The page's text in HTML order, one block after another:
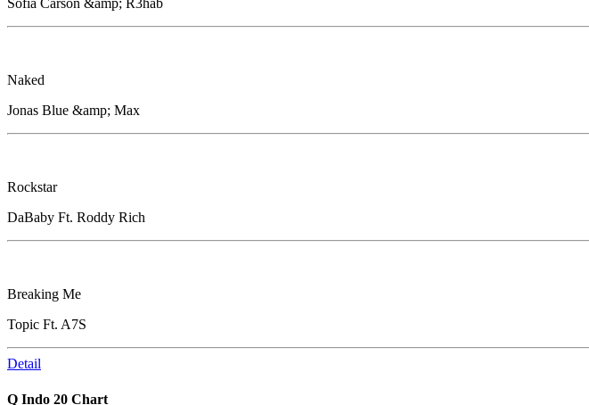
Sofia Carson &amp; R3hab
Naked
Jonas Blue &amp; Max
Rockstar
DaBaby Ft. Roddy Rich
Breaking Me
Topic Ft. A7S
Detail
Q Indo 20 Chart